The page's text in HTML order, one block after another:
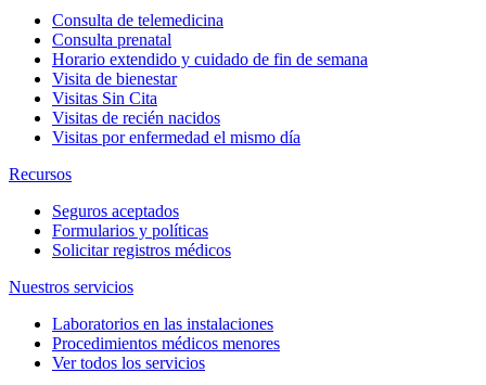
Consulta de telemedicina
Consulta prenatal
Horario extendido y cuidado de fin de semana
Visita de bienestar
Visitas Sin Cita
Visitas de recién nacidos
Visitas por enfermedad el mismo día
Recursos
Seguros aceptados
Formularios y políticas
Solicitar registros médicos
Nuestros servicios
Laboratorios en las instalaciones
Procedimientos médicos menores
Ver todos los servicios